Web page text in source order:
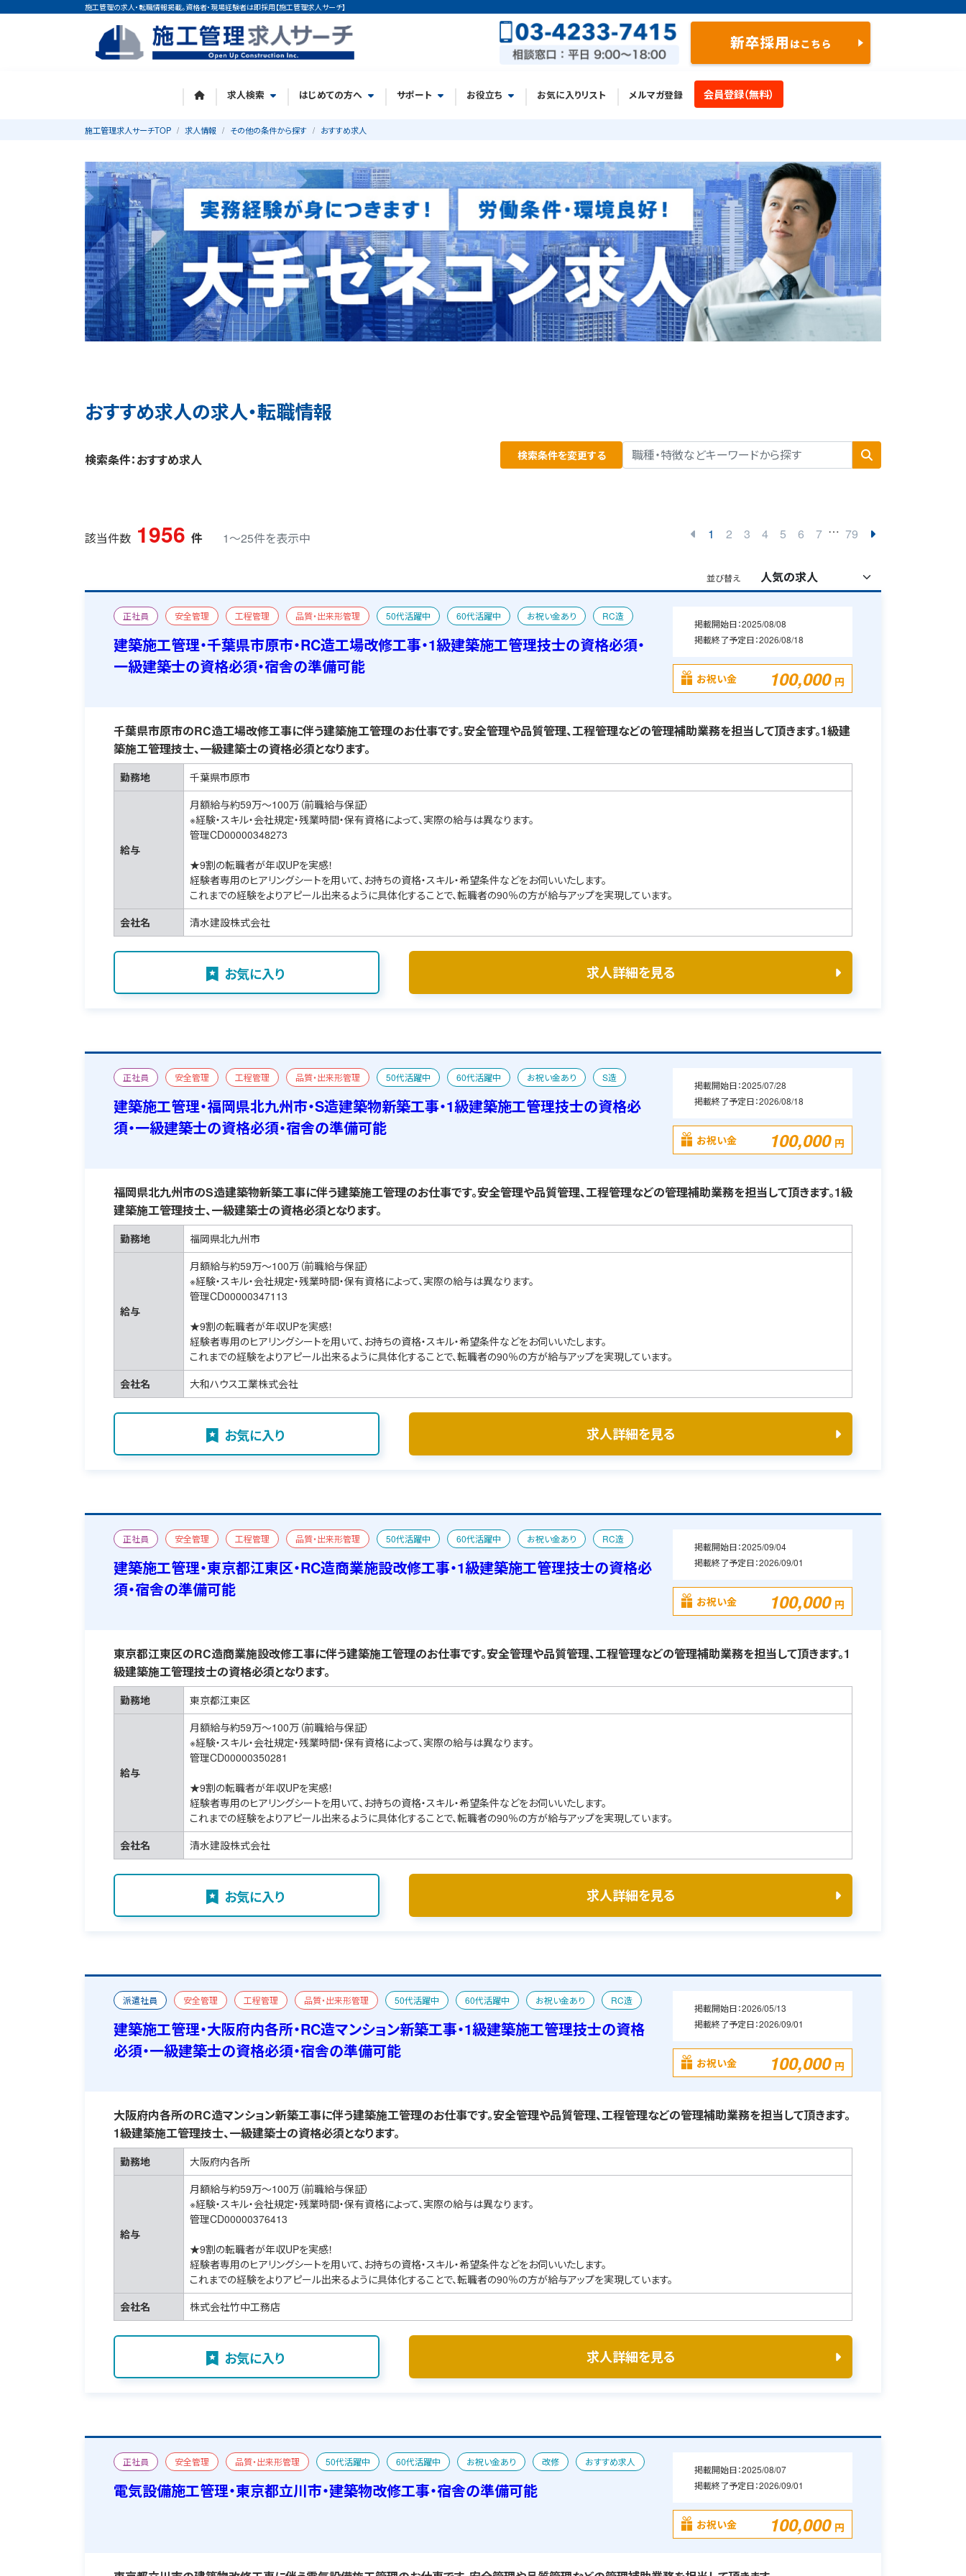
施工管理の求人・転職情報掲載。資格者・現場経験者は即採用【施工管理求人サーチ】
求人検索 はじめての方へ サポート お役立ち お気に入りリスト メルマガ登録 会員登録（無料）
施工管理求人サーチTOP 求人情報 その他の条件から探す おすすめ求人
おすすめ求人の求人・転職情報
検索条件：おすすめ求人 検索条件を変更する
該当件数 1956 件 1〜25件を表示中 1 2 3 4 5 6 7 … 79
並び替え
正社員 安全管理 工程管理 品質・出来形管理 50代活躍中 60代活躍中 お祝い金あり
RC造
工場・倉庫
改修 一級建築施工管理技士 おすすめ求人 一級建築士 宿舎あり
建築施工管理・千葉県市原市・RC造工場改修工事・1級建築施工管理技士の資格必須・
一級建築士の資格必須・宿舎の準備可能
掲載開始日：2025/08/08
掲載終了予定日：2026/08/18
お祝い金 100,000 円
千葉県市原市のRC造工場改修工事に伴う建築施工管理のお仕事です。安全管理や品質管理、工程管理などの管理補助業務を担当して頂きます。1級建
築施工管理技士、一級建築士の資格必須となります。
勤務地 千葉県市原市
給与
月額給与約59万～100万（前職給与保証）
※経験・スキル・会社規定・残業時間・保有資格によって、実際の給与は異なります。
管理CD00000348273
★9割の転職者が年収UPを実感！
経験者専用のヒアリングシートを用いて、お持ちの資格・スキル・希望条件などをお伺いいたします。
これまでの経験をよりアピール出来るように具体化することで、転職者の90％の方が給与アップを実現しています。
会社名
清水建設株式会社
お気に入り 求人詳細を見る
正社員 安全管理 工程管理 品質・出来形管理 50代活躍中 60代活躍中 お祝い金あり
S造
新築
一級建築施工管理技士 おすすめ求人 一級建築士 宿舎あり
建築施工管理・福岡県北九州市・S造建築物新築工事・1級建築施工管理技士の資格必
須・一級建築士の資格必須・宿舎の準備可能
掲載開始日：2025/07/28
掲載終了予定日：2026/08/18
お祝い金 100,000 円
福岡県北九州市のS造建築物新築工事に伴う建築施工管理のお仕事です。安全管理や品質管理、工程管理などの管理補助業務を担当して頂きます。1級
建築施工管理技士、一級建築士の資格必須となります。
勤務地 福岡県北九州市
給与
月額給与約59万～100万（前職給与保証）
※経験・スキル・会社規定・残業時間・保有資格によって、実際の給与は異なります。
管理CD00000347113
★9割の転職者が年収UPを実感！
経験者専用のヒアリングシートを用いて、お持ちの資格・スキル・希望条件などをお伺いいたします。
これまでの経験をよりアピール出来るように具体化することで、転職者の90％の方が給与アップを実現しています。
会社名
大和ハウス工業株式会社
お気に入り 求人詳細を見る
正社員 安全管理 工程管理 品質・出来形管理 50代活躍中 60代活躍中 お祝い金あり
RC造
施設（商業施設など）
改修 一級建築施工管理技士 おすすめ求人 宿舎あり
建築施工管理・東京都江東区・RC造商業施設改修工事・1級建築施工管理技士の資格必
須・宿舎の準備可能
掲載開始日：2025/09/04
掲載終了予定日：2026/09/01
お祝い金 100,000 円
東京都江東区のRC造商業施設改修工事に伴う建築施工管理のお仕事です。安全管理や品質管理、工程管理などの管理補助業務を担当して頂きます。1
級建築施工管理技士の資格必須となります。
勤務地 東京都江東区
給与
月額給与約59万～100万（前職給与保証）
※経験・スキル・会社規定・残業時間・保有資格によって、実際の給与は異なります。
管理CD00000350281
★9割の転職者が年収UPを実感！
経験者専用のヒアリングシートを用いて、お持ちの資格・スキル・希望条件などをお伺いいたします。
これまでの経験をよりアピール出来るように具体化することで、転職者の90％の方が給与アップを実現しています。
会社名
清水建設株式会社
お気に入り 求人詳細を見る
派遣社員 安全管理 工程管理 品質・出来形管理 50代活躍中 60代活躍中 お祝い金あり
RC造
マンション/アパート
新築 一級建築施工管理技士 おすすめ求人 一級建築士 宿舎あり
建築施工管理・大阪府内各所・RC造マンション新築工事・1級建築施工管理技士の資格
必須・一級建築士の資格必須・宿舎の準備可能
掲載開始日：2026/05/13
掲載終了予定日：2026/09/01
お祝い金 100,000 円
大阪府内各所のRC造マンション新築工事に伴う建築施工管理のお仕事です。安全管理や品質管理、工程管理などの管理補助業務を担当して頂きます。
1級建築施工管理技士、一級建築士の資格必須となります。
勤務地 大阪府内各所
給与
月額給与約59万～100万（前職給与保証）
※経験・スキル・会社規定・残業時間・保有資格によって、実際の給与は異なります。
管理CD00000376413
★9割の転職者が年収UPを実感！
経験者専用のヒアリングシートを用いて、お持ちの資格・スキル・希望条件などをお伺いいたします。
これまでの経験をよりアピール出来るように具体化することで、転職者の90％の方が給与アップを実現しています。
会社名
株式会社竹中工務店
お気に入り 求人詳細を見る
正社員 安全管理 品質・出来形管理 50代活躍中 60代活躍中 お祝い金あり 改修
おすすめ求人
宿舎あり
電気設備施工管理・東京都立川市・建築物改修工事・宿舎の準備可能
掲載開始日：2025/08/07
掲載終了予定日：2026/09/01
お祝い金 100,000 円